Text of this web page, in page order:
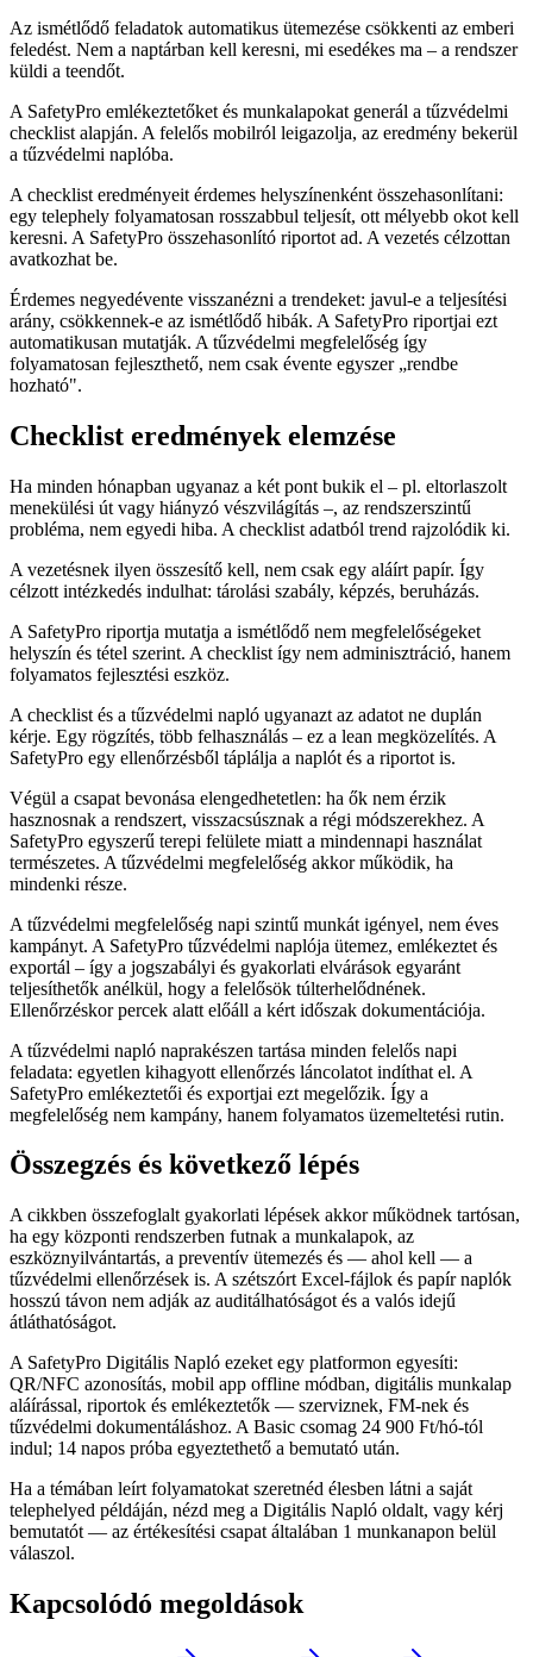
Az ismétlődő feladatok automatikus ütemezése csökkenti az emberi
feledést. Nem a naptárban kell keresni, mi esedékes ma – a rendszer
küldi a teendőt.
A SafetyPro emlékeztetőket és munkalapokat generál a tűzvédelmi
checklist alapján. A felelős mobilról leigazolja, az eredmény bekerül
a tűzvédelmi naplóba.
A checklist eredményeit érdemes helyszínenként összehasonlítani:
egy telephely folyamatosan rosszabbul teljesít, ott mélyebb okot kell
keresni. A SafetyPro összehasonlító riportot ad. A vezetés célzottan
avatkozhat be.
Érdemes negyedévente visszanézni a trendeket: javul-e a teljesítési
arány, csökkennek-e az ismétlődő hibák. A SafetyPro riportjai ezt
automatikusan mutatják. A tűzvédelmi megfelelőség így
folyamatosan fejleszthető, nem csak évente egyszer „rendbe
hozható".
Checklist eredmények elemzése
Ha minden hónapban ugyanaz a két pont bukik el – pl. eltorlaszolt
menekülési út vagy hiányzó vészvilágítás –, az rendszerszintű
probléma, nem egyedi hiba. A checklist adatból trend rajzolódik ki.
A vezetésnek ilyen összesítő kell, nem csak egy aláírt papír. Így
célzott intézkedés indulhat: tárolási szabály, képzés, beruházás.
A SafetyPro riportja mutatja a ismétlődő nem megfelelőségeket
helyszín és tétel szerint. A checklist így nem adminisztráció, hanem
folyamatos fejlesztési eszköz.
A checklist és a tűzvédelmi napló ugyanazt az adatot ne duplán
kérje. Egy rögzítés, több felhasználás – ez a lean megközelítés. A
SafetyPro egy ellenőrzésből táplálja a naplót és a riportot is.
Végül a csapat bevonása elengedhetetlen: ha ők nem érzik
hasznosnak a rendszert, visszacsúsznak a régi módszerekhez. A
SafetyPro egyszerű terepi felülete miatt a mindennapi használat
természetes. A tűzvédelmi megfelelőség akkor működik, ha
mindenki része.
A tűzvédelmi megfelelőség napi szintű munkát igényel, nem éves
kampányt. A SafetyPro tűzvédelmi naplója ütemez, emlékeztet és
exportál – így a jogszabályi és gyakorlati elvárások egyaránt
teljesíthetők anélkül, hogy a felelősök túlterhelődnének.
Ellenőrzéskor percek alatt előáll a kért időszak dokumentációja.
A tűzvédelmi napló naprakészen tartása minden felelős napi
feladata: egyetlen kihagyott ellenőrzés láncolatot indíthat el. A
SafetyPro emlékeztetői és exportjai ezt megelőzik. Így a
megfelelőség nem kampány, hanem folyamatos üzemeltetési rutin.
Összegzés és következő lépés
A cikkben összefoglalt gyakorlati lépések akkor működnek tartósan,
ha egy központi rendszerben futnak a munkalapok, az
eszköznyilvántartás, a preventív ütemezés és — ahol kell — a
tűzvédelmi ellenőrzések is. A szétszórt Excel-fájlok és papír naplók
hosszú távon nem adják az auditálhatóságot és a valós idejű
átláthatóságot.
A SafetyPro Digitális Napló ezeket egy platformon egyesíti:
QR/NFC azonosítás, mobil app offline módban, digitális munkalap
aláírással, riportok és emlékeztetők — szerviznek, FM-nek és
tűzvédelmi dokumentáláshoz. A Basic csomag 24 900 Ft/hó-tól
indul; 14 napos próba egyeztethető a bemutató után.
Ha a témában leírt folyamatokat szeretnéd élesben látni a saját
telephelyed példáján, nézd meg a Digitális Napló oldalt, vagy kérj
bemutatót — az értékesítési csapat általában 1 munkanapon belül
válaszol.
Kapcsolódó megoldások